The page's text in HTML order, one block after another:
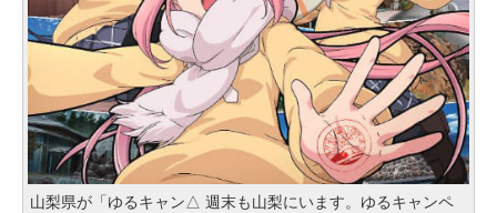
山梨県が「ゆるキャン△ 週末も山梨にいます。ゆるキャンペ